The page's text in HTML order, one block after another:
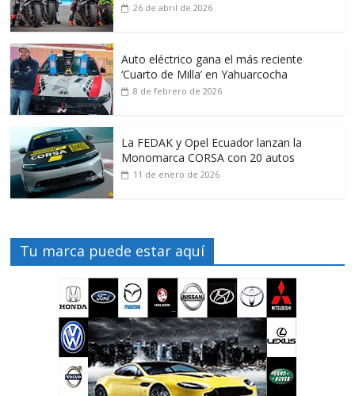
26 de abril de 2026
Auto eléctrico gana el más reciente
‘Cuarto de Milla’ en Yahuarcocha
8 de febrero de 2026
La FEDAK y Opel Ecuador lanzan la
Monomarca CORSA con 20 autos
11 de enero de 2026
Tu marca puede estar aquí